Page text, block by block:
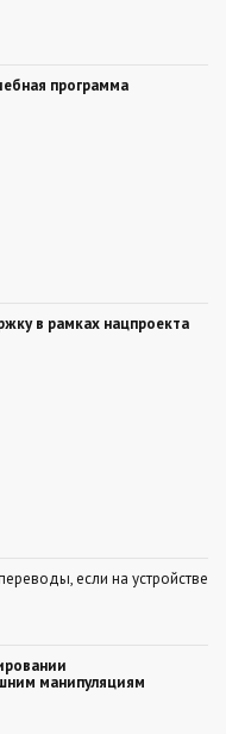
программа
в рамках нацпроекта
если на устройстве
манипуляциям